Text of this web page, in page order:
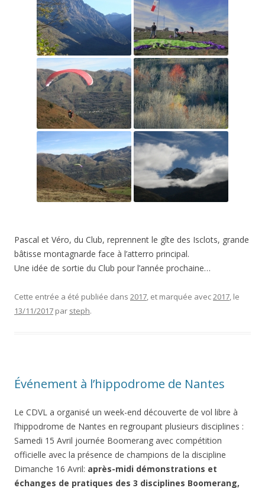
Pascal et Véro, du Club, reprennent le gîte des Isclots, grande
bâtisse montagnarde face à l’atterro principal.
Une idée de sortie du Club pour l’année prochaine…
Cette entrée a été publiée dans 2017, et marquée avec2017, le
13/11/2017 par steph.
Événement à l’hippodrome de Nantes
Le CDVL a organisé un week-end découverte de vol libre à
l’hippodrome de Nantes en regroupant plusieurs disciplines :
Samedi 15 Avril journée Boomerang avec compétition
officielle avec la présence de champions de la discipline
Dimanche 16 Avril: après-midi démonstrations et
échanges de pratiques des 3 disciplines Boomerang,